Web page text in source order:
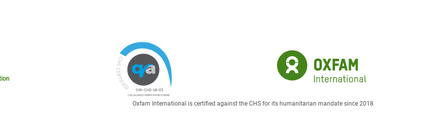
Oxfam International is certified against the CHS for its humanitarian mandate since 2018